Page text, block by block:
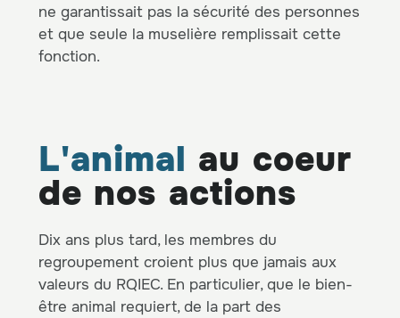
ne garantissait pas la sécurité des personnes
et que seule la muselière remplissait cette
fonction.
L'animal au coeur
de nos actions
Dix ans plus tard, les membres du
regroupement croient plus que jamais aux
valeurs du RQIEC. En particulier, que le bien-
être animal requiert, de la part des